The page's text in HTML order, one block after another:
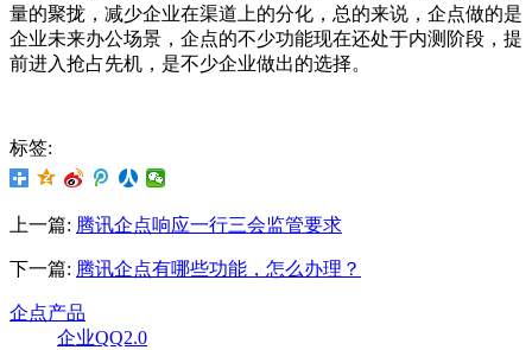
量的聚拢，减少企业在渠道上的分化，总的来说，企点做的是
企业未来办公场景，企点的不少功能现在还处于内测阶段，提
前进入抢占先机，是不少企业做出的选择。
标签:
上一篇: 腾讯企点响应一行三会监管要求
下一篇: 腾讯企点有哪些功能，怎么办理？
企点产品
企业QQ2.0